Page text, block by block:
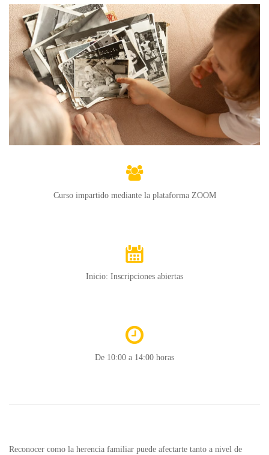
Curso impartido mediante la plataforma ZOOM
Inicio: Inscripciones abiertas
De 10:00 a 14:00 horas
Reconocer como la herencia familiar puede afectarte tanto a nivel de